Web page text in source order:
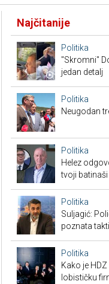
Najčitanije
Politika
"Skromni"
jedan detalj
Politika
Neugodan
Politika
Helez
tvoji batinaši
Politika
Suljagić:
poznata
Politika
Kako je
lobističku